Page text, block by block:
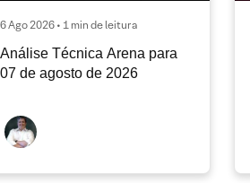
6 Ago 2026 • 1 min de leitura
Análise Técnica Arena para
07 de agosto de 2026